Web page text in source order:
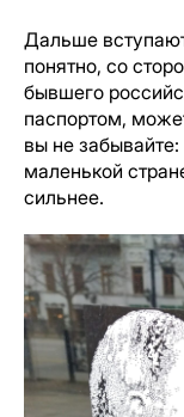
Дальше
понятно, со
бывшего
паспортом,
вы не
маленькой
сильнее.